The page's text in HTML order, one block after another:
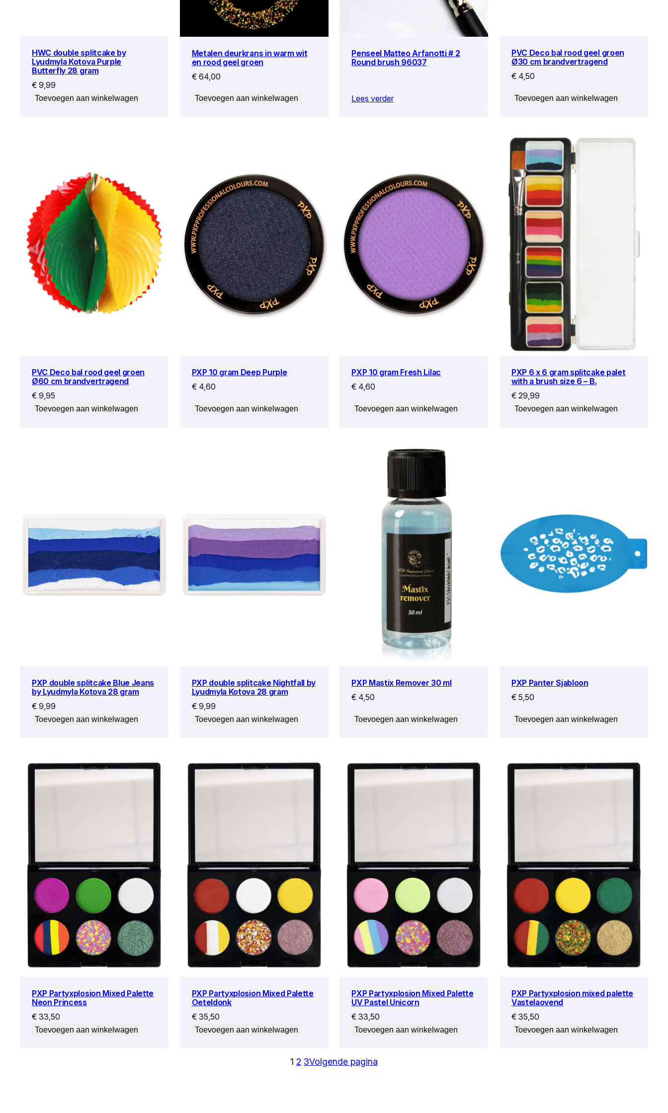
HWC double splitcake by
Lyudmyla Kotova Purple
Butterfly 28 gram
€ 9,99
Toevoegen aan winkelwagen
Metalen deurkrans in warm wit
en rood geel groen
€64,00
Toevoegen aan winkelwagen
Penseel Matteo Arfanotti # 2
Round brush 96037
Lees verder
PVC Deco bal rood geel groen
Ø30 cm brandvertragend
€4,50
Toevoegen aan winkelwagen
PVC Deco bal rood geel groen
Ø60 cm brandvertragend
€ 9,95
Toevoegen aan winkelwagen
PXP 10 gram Deep Purple
€4,60
Toevoegen aan winkelwagen
PXP 10 gram Fresh Lilac
€ 4,60
Toevoegen aan winkelwagen
PXP 6 x 6 gram splitcake palet
with a brush size 6 – B.
€29,99
Toevoegen aan winkelwagen
PXP double splitcake Blue Jeans
by Lyudmyla Kotova 28 gram
€ 9,99
Toevoegen aan winkelwagen
PXP double splitcake Nightfall by
Lyudmyla Kotova 28 gram
€9,99
Toevoegen aan winkelwagen
PXP Mastix Remover 30 ml
€ 4,50
Toevoegen aan winkelwagen
PXP Panter Sjabloon
€5,50
Toevoegen aan winkelwagen
PXP Partyxplosion Mixed Palette
Neon Princess
€ 33,50
Toevoegen aan winkelwagen
PXP Partyxplosion Mixed Palette
Oeteldonk
€35,50
Toevoegen aan winkelwagen
PXP Partyxplosion Mixed Palette
UV Pastel Unicorn
€ 33,50
Toevoegen aan winkelwagen
PXP Partyxplosion mixed palette
Vastelaovend
€35,50
Toevoegen aan winkelwagen
1 2 3Volgende pagina